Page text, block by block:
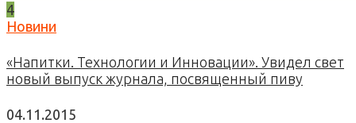
4
Новини
«Напитки. Технологии и Инновации». Увидел свет
новый выпуск журнала, посвященный пиву
04.11.2015